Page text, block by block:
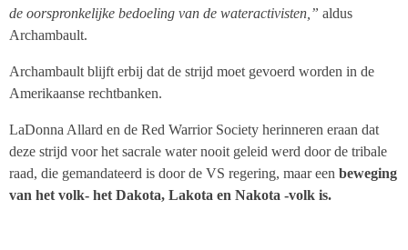
de oorspronkelijke bedoeling van de wateractivisten,” aldus
Archambault.
Archambault blijft erbij dat de strijd moet gevoerd worden in de
Amerikaanse rechtbanken.
LaDonna Allard en de Red Warrior Society herinneren eraan dat
deze strijd voor het sacrale water nooit geleid werd door de tribale
raad, die gemandateerd is door de VS regering, maar een beweging
van het volk- het Dakota, Lakota en Nakota -volk is.